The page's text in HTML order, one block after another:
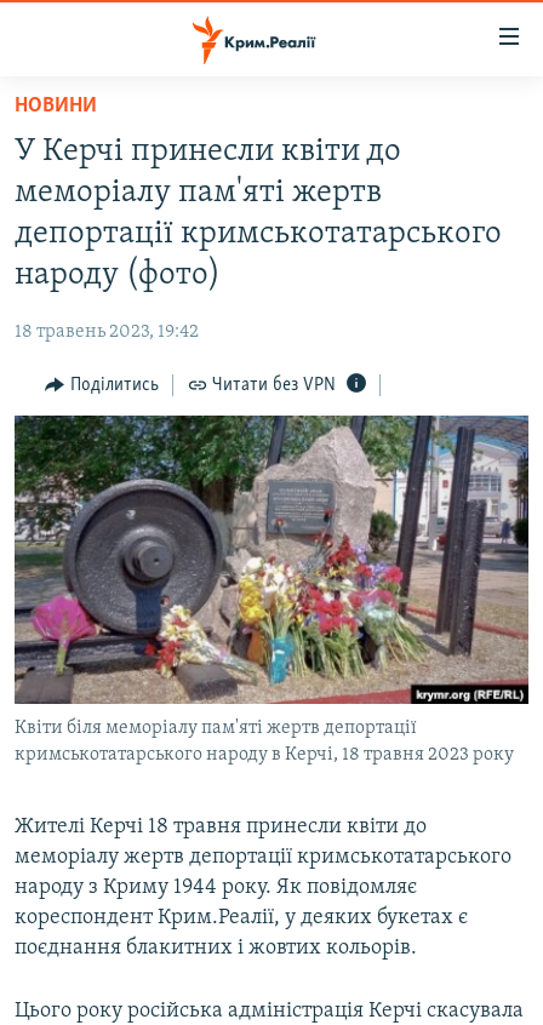
Перейти
основного
матеріалу
до
основної
Перейти
пошуку
ВОДА.КРИМ
ВІДЕО ТА ФОТО
ПОГЛЯД
ІНТЕРВ'Ю
ВСЕ ЗА ДЕНЬ
СПЕЦПРОЕКТИ
ДЕПОРТАЦІЯ
ВІДЕОУРОКИ «ELIFBE»
СВІДЧЕННЯ ОКУПАЦІЇ
УКРАЇНСЬКА ПРОБЛЕМА КРИМУ
ІНФОГРАФІКА
ЯК ОБІЙТИ БЛОКУВАННЯ
Русский
Qırımtatar
ДОЛУЧАЙСЯ!
НОВИНИ
У Керчі принесли квіти до
меморіалу пам'яті жертв
депортації кримськотатарського
народу (фото)
18 травень 2023, 19:42
Поділитись Читати без VPN
Квіти біля меморіалу пам'яті жертв депортації
кримськотатарського народу в Керчі, 18 травня 2023 року
Жителі Керчі 18 травня принесли квіти до
меморіалу жертв депортації кримськотатарського
народу з Криму 1944 року. Як повідомляє
кореспондент Крим.Реалії, у деяких букетах є
поєднання блакитних і жовтих кольорів.
Цього року російська адміністрація Керчі скасувала